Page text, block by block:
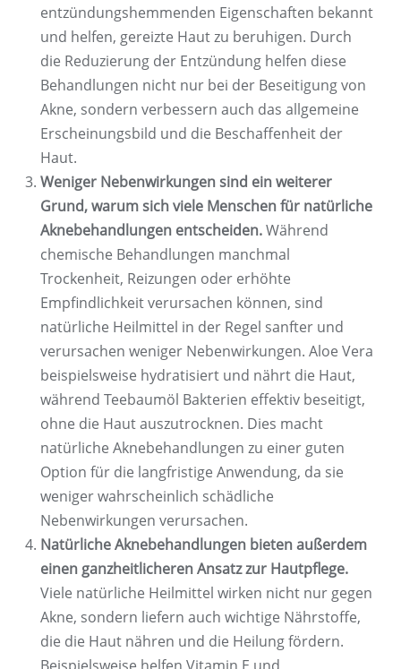
entzündungshemmenden Eigenschaften bekannt
und helfen, gereizte Haut zu beruhigen. Durch
die Reduzierung der Entzündung helfen diese
Behandlungen nicht nur bei der Beseitigung von
Akne, sondern verbessern auch das allgemeine
Erscheinungsbild und die Beschaffenheit der
Haut.
Weniger Nebenwirkungen sind ein weiterer
Grund, warum sich viele Menschen für natürliche
Aknebehandlungen entscheiden.Während
chemische Behandlungen manchmal
Trockenheit, Reizungen oder erhöhte
Empfindlichkeit verursachen können, sind
natürliche Heilmittel in der Regel sanfter und
verursachen weniger Nebenwirkungen. Aloe Vera
beispielsweise hydratisiert und nährt die Haut,
während Teebaumöl Bakterien effektiv beseitigt,
ohne die Haut auszutrocknen. Dies macht
natürliche Aknebehandlungen zu einer guten
Option für die langfristige Anwendung, da sie
weniger wahrscheinlich schädliche
Nebenwirkungen verursachen.
Natürliche Aknebehandlungen bieten außerdem
einen ganzheitlicheren Ansatz zur Hautpflege.
Viele natürliche Heilmittel wirken nicht nur gegen
Akne, sondern liefern auch wichtige Nährstoffe,
die die Haut nähren und die Heilung fördern.